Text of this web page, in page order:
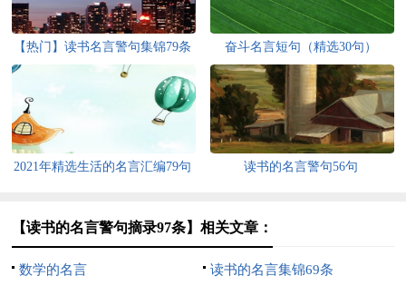
【热门】读书名言警句集锦79条 奋斗名言短句（精选30句）
2021年精选生活的名言汇编79句 读书的名言警句56句
【读书的名言警句摘录97条】相关文章：
数学的名言 读书的名言集锦69条